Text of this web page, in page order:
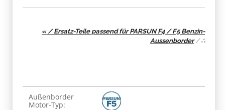
« / Ersatz-Teile passend für PARSUN F4 / F5 Benzin-
Aussenborder/∴
Produkteigenschaft
Wert
Außenborder
Motor-Typ: